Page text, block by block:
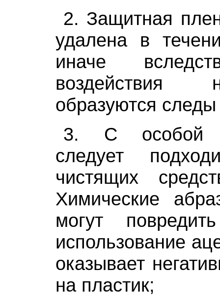
2. Защитная
удалена в
иначе
воздействия
образуются следы
3. С особой
следует
чистящих
Химические
могут
использование
оказывает
на пластик;